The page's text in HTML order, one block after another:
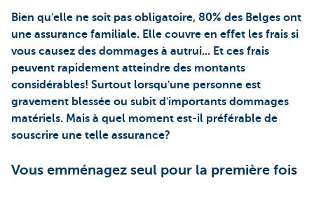
Bien qu'elle ne soit pas obligatoire, 80% des Belges ont
une assurance familiale. Elle couvre en effet les frais si
vous causez des dommages à autrui... Et ces frais
peuvent rapidement atteindre des montants
considérables! Surtout lorsqu'une personne est
gravement blessée ou subit d'importants dommages
matériels. Mais à quel moment est-il préférable de
souscrire une telle assurance?
Vous emménagez seul pour la première fois